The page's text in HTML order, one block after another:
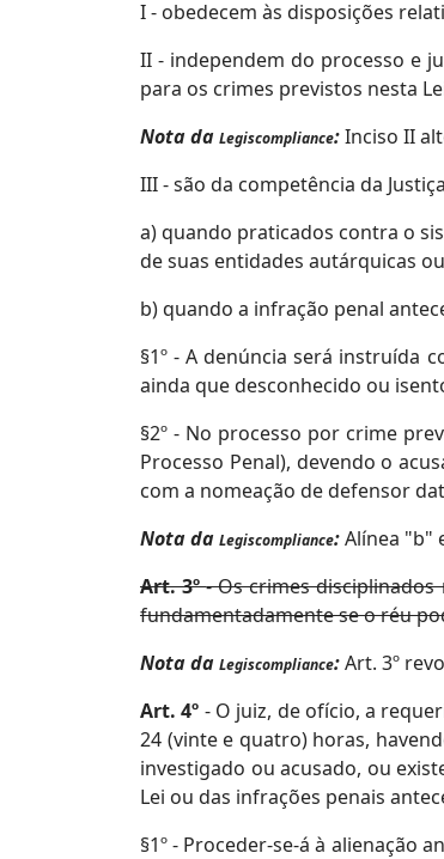
I - obedecem às disposições
II - independem do processo e
para os crimes previstos nesta
Nota da Legiscompliance:Inciso II
III - são da competência da
a) quando praticados contra o
de suas entidades autárquicas
b) quando a infração penal
§1º - A denúncia será instruída
ainda que desconhecido ou
§2º - No processo por crime
Processo Penal), devendo o
com a nomeação de defensor
Nota da Legiscompliance:Alínea "b"
Art. 3º- Os crimes
fundamentadamente se o réu
Nota da Legiscompliance:Art. 3º
Art. 4º - O juiz, de ofício, a
24 (vinte e quatro) horas,
investigado ou acusado, ou
Lei ou das infrações penais
§1º - Proceder-se-á à alienação